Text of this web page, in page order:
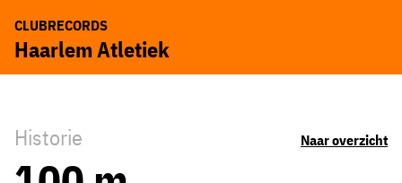
CLUBRECORDS
Haarlem Atletiek
Historie Naar overzicht